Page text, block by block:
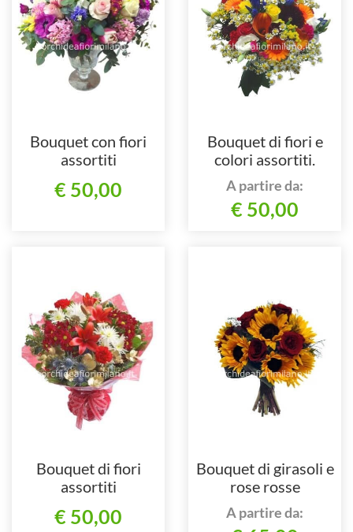
Bouquet con fiori
assortiti
€ 50,00
Bouquet di fiori e
colori assortiti.
A partire da:
€ 50,00
Bouquet di fiori
assortiti
€ 50,00
Bouquet di girasoli e
rose rosse
A partire da: